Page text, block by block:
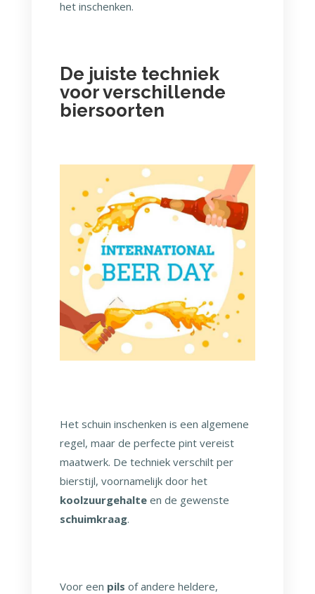
het inschenken.
De juiste techniek
voor verschillende
biersoorten
Het schuin inschenken is een algemene
regel, maar de perfecte pint vereist
maatwerk. De techniek verschilt per
bierstijl, voornamelijk door het
koolzuurgehalteen de gewenste
schuimkraag.
Voor een pils of andere heldere,